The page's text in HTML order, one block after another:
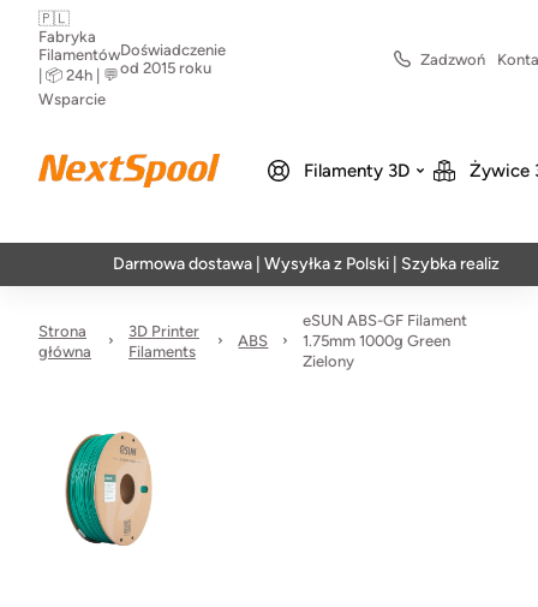
🇵🇱
Fabryka
Filamentów
| 📦 24h | 💬
Wsparcie
Doświadczenie
od 2015 roku
Zadzwoń
Filamenty 3D Żywice
Darmowa dostawa | Wysyłka z Polski | Szybka realizacja w 24h
Strona
główna
3D Printer
Filaments
ABS
eSUN ABS-GF Filament
1.75mm 1000g Green
Zielony